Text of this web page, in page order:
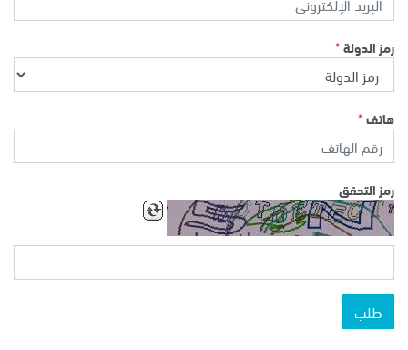
رمز الدولة*
هاتف*
رمز التحقق